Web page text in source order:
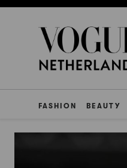
FASHION BEAUTY